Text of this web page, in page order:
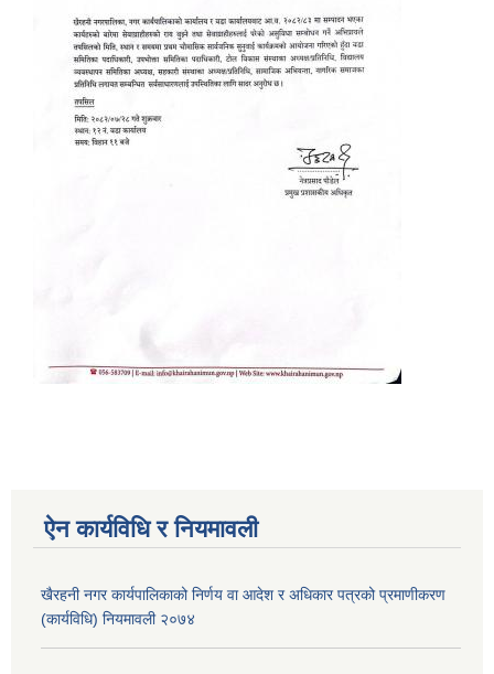
ऐन कार्यविधि र नियमावली
खैरहनी नगर कार्यपालिकाको निर्णय वा आदेश र अधिकार पत्रको प्रमाणीकरण
(कार्यविधि) नियमावली २०७४